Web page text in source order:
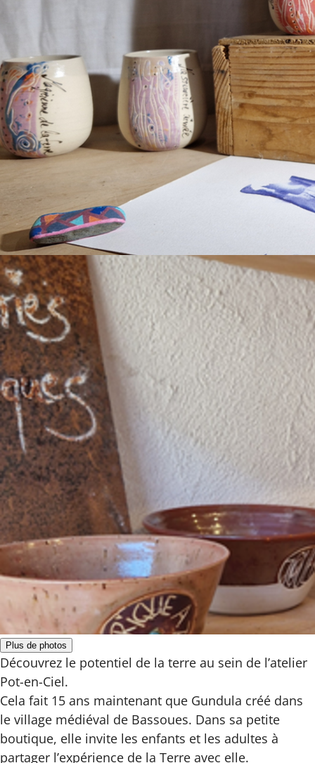
Plus de photos
Découvrez le potentiel de la terre au sein de l’atelier
Pot-en-Ciel.
Cela fait 15 ans maintenant que Gundula créé dans
le village médiéval de Bassoues. Dans sa petite
boutique, elle invite les enfants et les adultes à
partager l’expérience de la Terre avec elle.